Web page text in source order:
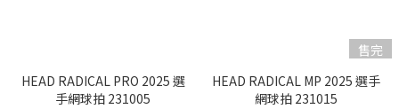
HEAD RADICAL PRO 2025 選
手網球拍 231005
售完
HEAD RADICAL MP 2025 選手
網球拍 231015